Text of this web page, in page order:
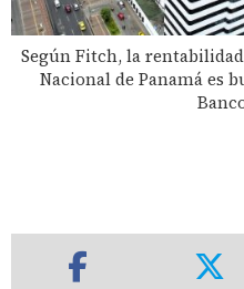
Según Fitch, la
Nacional de Panamá es